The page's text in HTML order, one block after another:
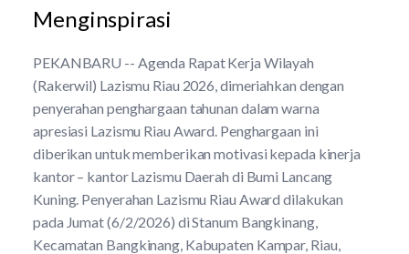
Menginspirasi
PEKANBARU -- Agenda Rapat Kerja Wilayah
(Rakerwil) Lazismu Riau 2026, dimeriahkan dengan
penyerahan penghargaan tahunan dalam warna
apresiasi Lazismu Riau Award. Penghargaan ini
diberikan untuk memberikan motivasi kepada kinerja
kantor – kantor Lazismu Daerah di Bumi Lancang
Kuning. Penyerahan Lazismu Riau Award dilakukan
pada Jumat (6/2/2026) di Stanum Bangkinang,
Kecamatan Bangkinang, Kabupaten Kampar, Riau,